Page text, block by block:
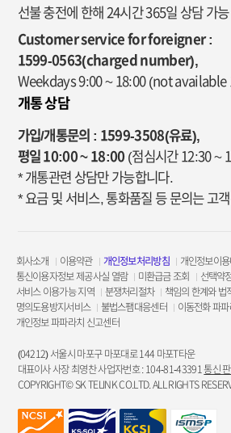
선불 충전에 한해 24시간 365일 상담 가능
Customer service for foreigner :
1599-0563(charged number),
Weekdays 9:00 ~ 18:00 (not available
개통 상담
가입/개통문의 : 1599-3508(유료),
평일 10:00 ~ 18:00 (점심시간 12:30 ~
* 개통관련 상담만 가능합니다.
* 요금 및 서비스, 통화품질 등 문의는 고
회사소개 이용약관 개인정보처리방침
개인정보이용
통신이용자정보 제공사실 열람
미환급금 조회
선택약
서비스 이용가능 지역
분쟁처리절차
책임의 한계와 법
명의도용방지서비스
불법스팸대응센터
이동전화 파
개인정보 파파라치 신고센터
(04212) 서울시 마포구 마포대로 144 마포T타운
대표이사 사장 최영찬 사업자번호 : 104-81-43391통신
COPYRIGHT© SK TELINK CO.LTD. ALL RIGHTS